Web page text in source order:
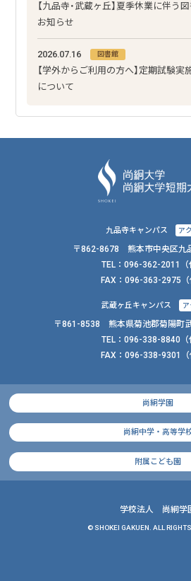
【九品寺・武蔵ヶ丘】夏季休業に伴う
お知らせ
2026.07.16 図書館
【学外からご利用の方へ】定期試験実
について
九品寺キャンパス ア
〒862-8678 熊本市中央区九
TEL： 096-362-2011
FAX： 096-363-2975（
武蔵ヶ丘キャンパス ア
〒861-8538 熊本県菊池郡菊陽町
TEL： 096-338-8840
FAX： 096-338-9301（
尚絅学園
尚絅中学・高等学
附属こども園
学校法人 尚絅学
© SHOKEI GAKUEN. ALL RIGHTS